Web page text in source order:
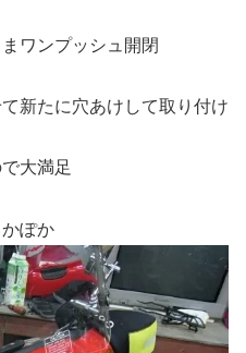
ワンプッシュ開閉
新たに穴あけして取り付け
大満足
ぽか